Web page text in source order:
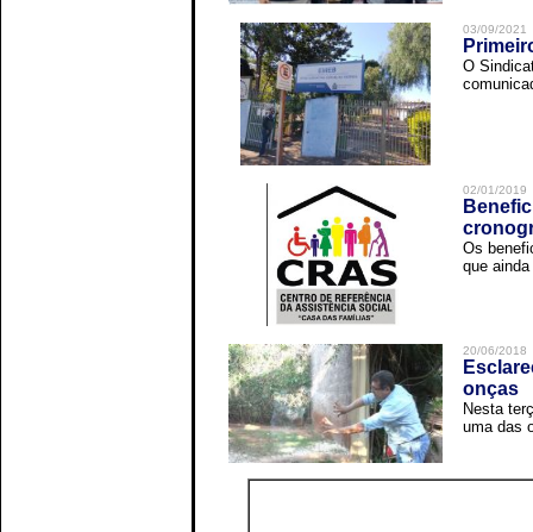
03/09/2021
O
02/01/2019
Os
que
20/06/2018
onças
Nesta
uma das